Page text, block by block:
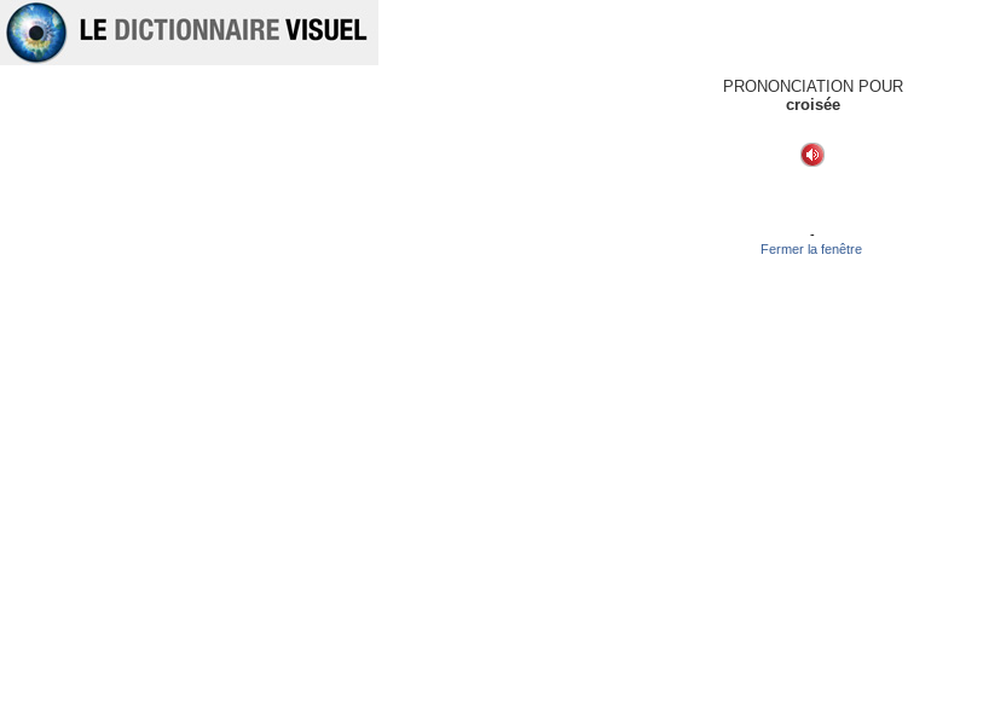
PRONONCIATION POUR
croisée
-
Fermer la fenêtre